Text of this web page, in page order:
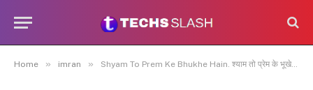
Home » imran » Shyam To Prem Ke Bhukhe Hain. श्याम तो प्रेम के भूखे हैं |